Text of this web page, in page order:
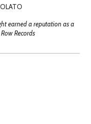
earned a reputation as a
Records